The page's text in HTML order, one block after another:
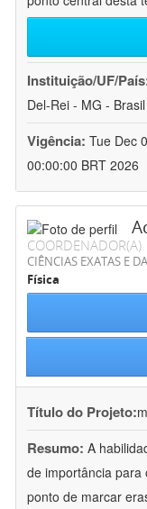
Instituição/UF/
Del-Rei - MG - Brasil
Vigência: Tue Dec
00:00:00 BRT 2026
COORDENADOR(A)
CIÊNCIAS EXATAS E
Física
Título do Projeto:
Resumo: A
de importância para
ponto de marcar